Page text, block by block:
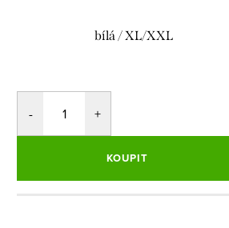
bílá / XL/XXL
KOUPIT